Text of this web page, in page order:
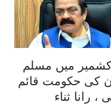
کشمیر میں مسلم
کی حکومت قائم
، رانا ثناء